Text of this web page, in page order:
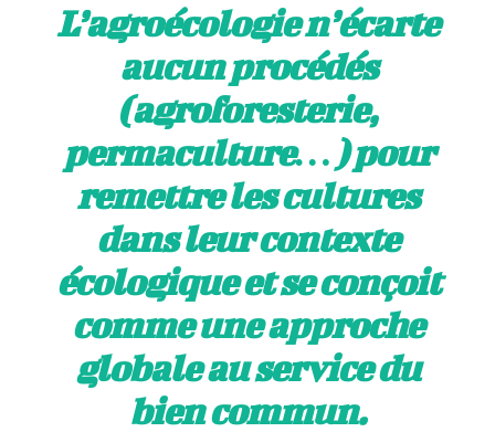
L’agroécologie n’écarte
aucun procédés
(agroforesterie,
permaculture…) pour
remettre les cultures
dans leur contexte
écologique et se conçoit
comme une approche
globale au service du
bien commun.